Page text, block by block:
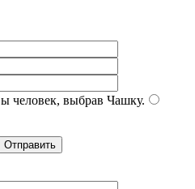
человек, выбрав Чашку.